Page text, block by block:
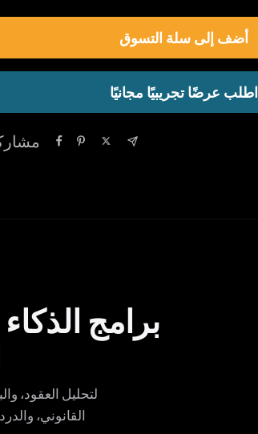
أضف إلى سلة التسوق
اطلب عرضًا تجريبيًا مجانيًا
برامج
القانوني،